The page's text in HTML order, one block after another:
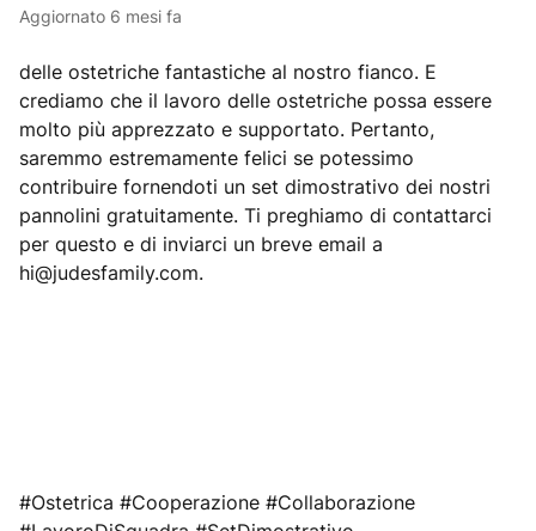
Aggiornato 6 mesi fa
delle ostetriche fantastiche al nostro fianco. E
crediamo che il lavoro delle ostetriche possa essere
molto più apprezzato e supportato. Pertanto,
saremmo estremamente felici se potessimo
contribuire fornendoti un set dimostrativo dei nostri
pannolini gratuitamente. Ti preghiamo di contattarci
per questo e di inviarci un breve email a
hi@judesfamily.com.
#Ostetrica #Cooperazione #Collaborazione